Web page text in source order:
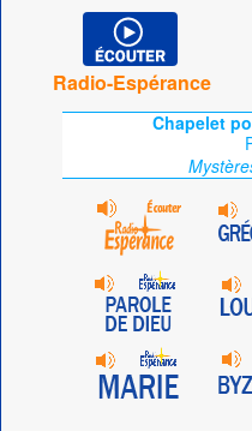
Radio-Espérance
Chapelet